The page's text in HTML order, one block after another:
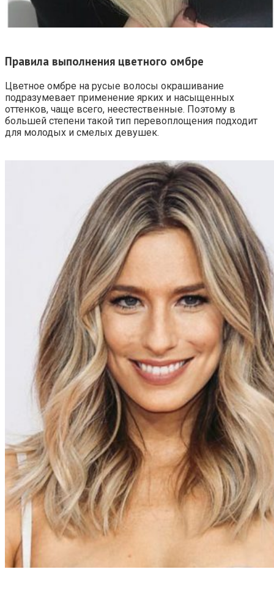
Правила выполнения цветного омбре
Цветное омбре на русые волосы окрашивание
подразумевает применение ярких и насыщенных
оттенков, чаще всего, неестественные. Поэтому в
большей степени такой тип перевоплощения подходит
для молодых и смелых девушек.